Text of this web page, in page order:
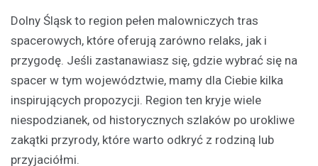
Dolny Śląsk to region pełen malowniczych tras
spacerowych, które oferują zarówno relaks, jak i
przygodę. Jeśli zastanawiasz się, gdzie wybrać się na
spacer w tym województwie, mamy dla Ciebie kilka
inspirujących propozycji. Region ten kryje wiele
niespodzianek, od historycznych szlaków po urokliwe
zakątki przyrody, które warto odkryć z rodziną lub
przyjaciółmi.